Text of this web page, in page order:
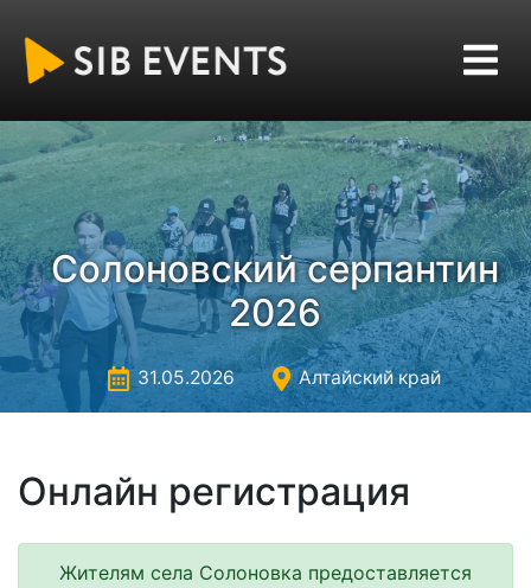
Солоновский серпантин
2026
31.05.2026 Алтайский край
Онлайн регистрация
Жителям села Солоновка предоставляется